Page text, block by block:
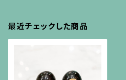
最近チェックした商品